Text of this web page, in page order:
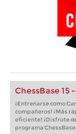
ChessBase 15
¡Entrenarse como
compañeros! ¡Más
eficiente! ¡Disfrute
programa ChessBase